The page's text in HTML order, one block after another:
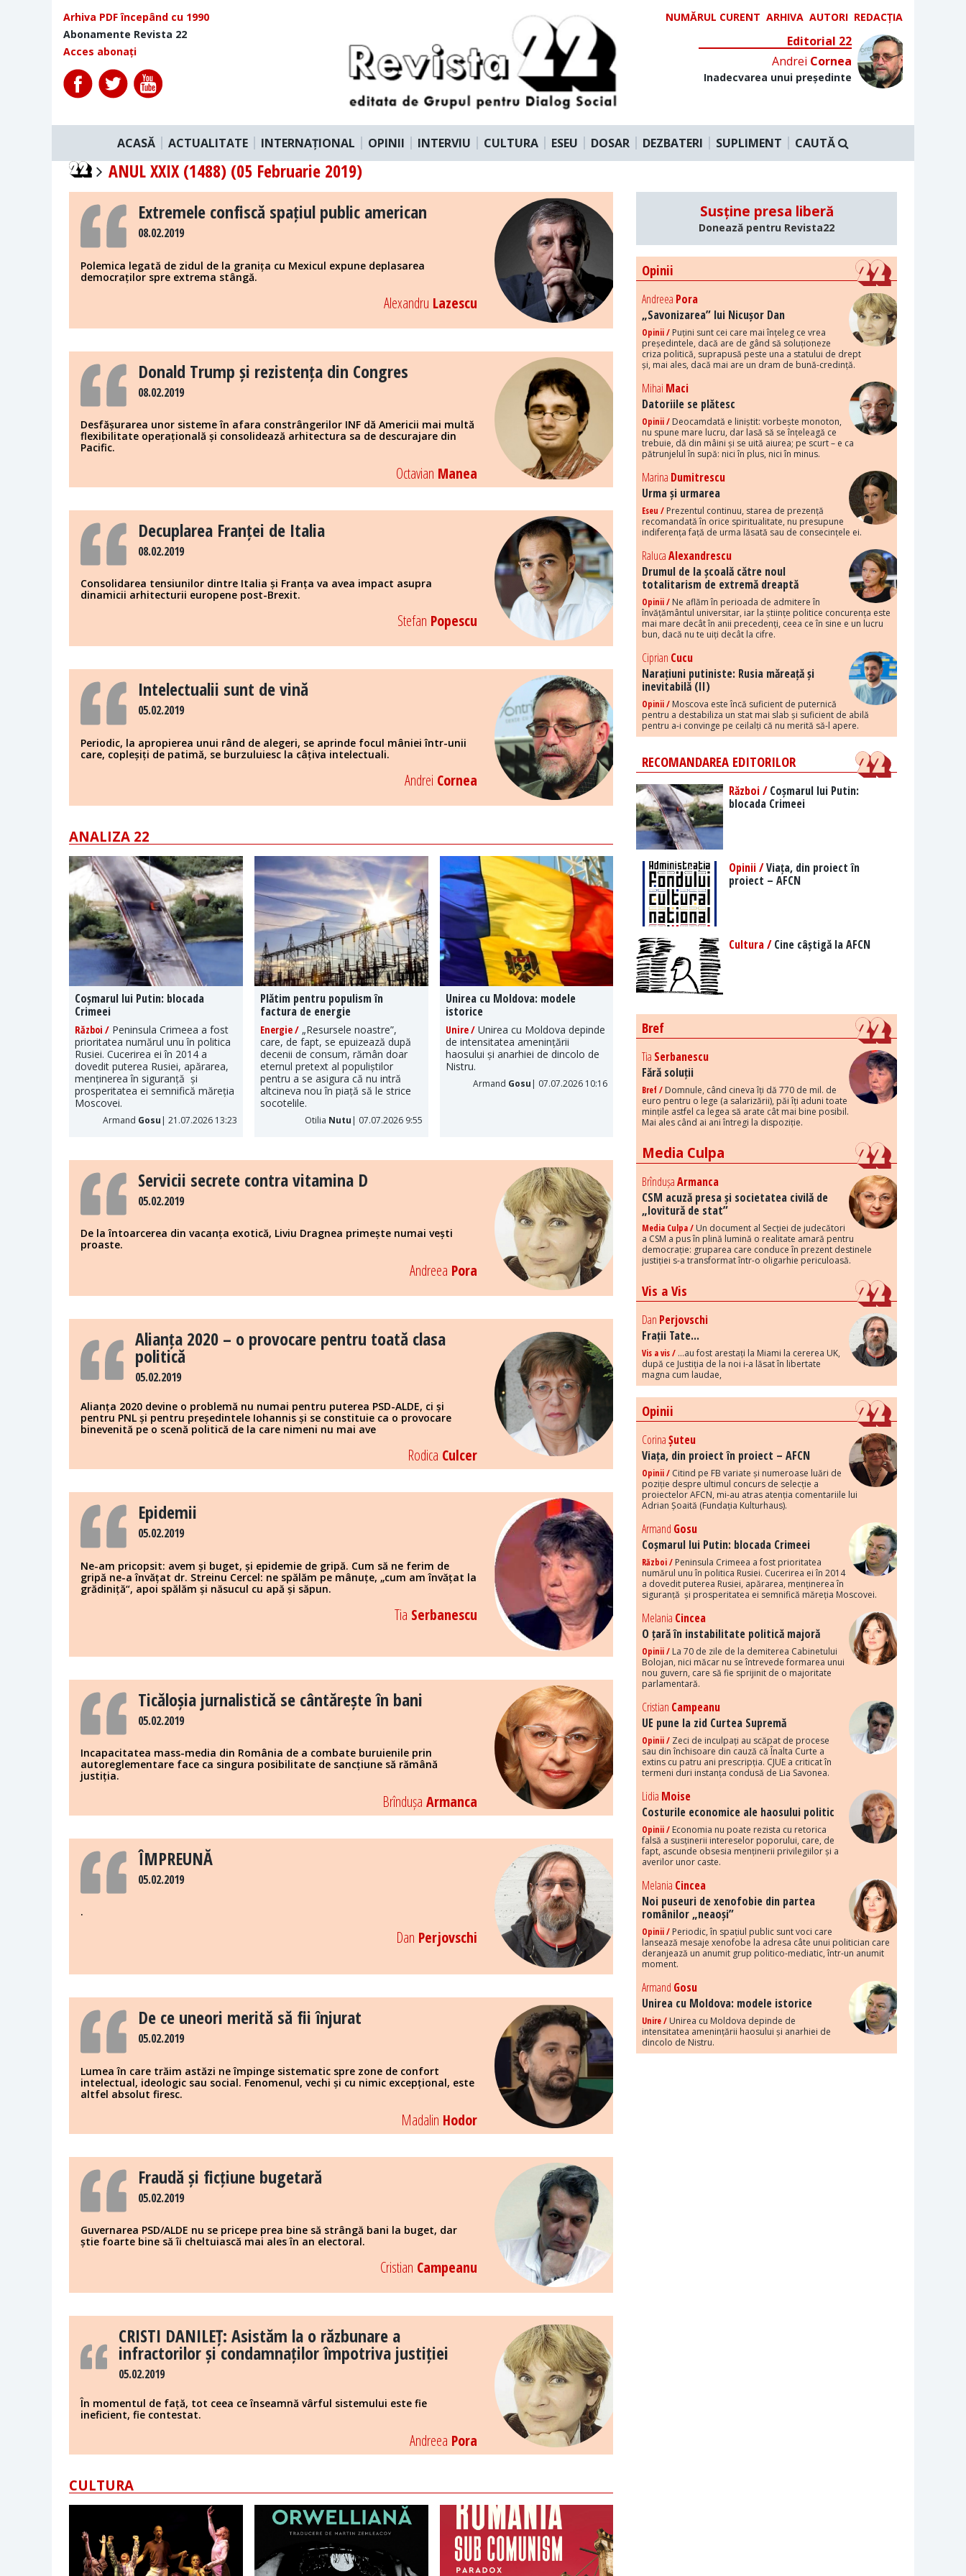
Arhiva PDF începând cu 1990
Abonamente Revista 22
Acces abonați
NUMĂRUL CURENT ARHIVA AUTORI REDACȚIA
Editorial 22
Andrei Cornea
Inadecvarea unui președinte
ACASĂ ACTUALITATE INTERNAȚIONAL OPINII INTERVIU CULTURA ESEU DOSAR DEZBATERI SUPLIMENT CAUTĂ
ANUL XXIX (1488) (05 Februarie 2019)
Extremele confiscă spațiul public american
08.02.2019
Polemica legată de zidul de la granița cu Mexicul expune deplasarea
democraților spre extrema stângă.
Alexandru Lazescu
Donald Trump și rezistența din Congres
08.02.2019
Desfășurarea unor sisteme în afara constrângerilor INF dă Americii mai multă
flexibilitate operațională și consolidează arhitectura sa de descurajare din
Pacific.
Octavian Manea
Decuplarea Franței de Italia
08.02.2019
Consolidarea tensiunilor dintre Italia și Franța va avea impact asupra
dinamicii arhitecturii europene post-Brexit.
Stefan Popescu
Intelectualii sunt de vină
05.02.2019
Periodic, la apropierea unui rând de alegeri, se aprinde focul mâniei într-unii
care, copleșiți de patimă, se burzuluiesc la câțiva intelectuali.
Andrei Cornea
ANALIZA 22
Coșmarul lui Putin: blocada
Crimeei
Război / Peninsula Crimeea a fost
prioritatea numărul unu în politica
Rusiei. Cucerirea ei în 2014 a
dovedit puterea Rusiei, apărarea,
menținerea în siguranță și
prosperitatea ei semnifică măreția
Moscovei.
Armand Gosu | 21.07.2026 13:23
Plătim pentru populism în
factura de energie
Energie /„Resursele noastre”,
care, de fapt, se epuizează după
decenii de consum, rămân doar
eternul pretext al populiștilor
pentru a se asigura că nu intră
altcineva nou în piață să le strice
socotelile.
Otilia Nutu | 07.07.2026 9:55
Unirea cu Moldova: modele
istorice
Unire /Unirea cu Moldova depinde
de intensitatea amenințării
haosului și anarhiei de dincolo de
Nistru.
Armand Gosu | 07.07.2026 10:16
Servicii secrete contra vitamina D
05.02.2019
De la întoarcerea din vacanța exotică, Liviu Dragnea primește numai vești
proaste.
Andreea Pora
Alianța 2020 – o provocare pentru toată clasa
politică
05.02.2019
Alianța 2020 devine o problemă nu numai pentru puterea PSD-ALDE, ci și
pentru PNL și pentru președintele Iohannis și se constituie ca o provocare
binevenită pe o scenă politică de la care nimeni nu mai ave
Rodica Culcer
Epidemii
05.02.2019
Ne-am pricopsit: avem și buget, și epidemie de gripă. Cum să ne ferim de
gripă ne-a învățat dr. Streinu Cercel: ne spălăm pe mânuțe, „cum am învățat la
grădiniță“, apoi spălăm și năsucul cu apă și săpun.
Tia Serbanescu
Ticăloșia jurnalistică se cântărește în bani
05.02.2019
Incapacitatea mass-media din România de a combate buruienile prin
autoreglementare face ca singura posibilitate de sancțiune să rămână
justiția.
Brîndușa Armanca
ÎMPREUNĂ
05.02.2019
.
Dan Perjovschi
De ce uneori merită să fii înjurat
05.02.2019
Lumea în care trăim astăzi ne împinge sistematic spre zone de confort
intelectual, ideologic sau social. Fenomenul, vechi și cu nimic excepțional, este
altfel absolut firesc.
Madalin Hodor
Fraudă și ficțiune bugetară
05.02.2019
Guvernarea PSD/ALDE nu se pricepe prea bine să strângă bani la buget, dar
știe foarte bine să îi cheltuiască mai ales în an electoral.
Cristian Campeanu
CRISTI DANILEȚ: Asistăm la o răzbunare a
infractorilor și condamnaților împotriva justiției
05.02.2019
În momentul de față, tot ceea ce înseamnă vârful sistemului este fie
ineficient, fie contestat.
Andreea Pora
CULTURA
Susține presa liberă
Donează pentru Revista22
Opinii
Andreea Pora
„Savonizarea” lui Nicușor Dan
Opinii / Puțini sunt cei care mai înțeleg ce vrea
președintele, dacă are de gând să soluționeze
criza politică, suprapusă peste una a statului de drept
și, mai ales, dacă mai are un dram de bună-credință.
Mihai Maci
Datoriile se plătesc
Opinii / Deocamdată e liniștit: vorbește monoton,
nu spune mare lucru, dar lasă să se înțeleagă ce
trebuie, dă din mâini și se uită aiurea; pe scurt – e ca
pătrunjelul în supă: nici în plus, nici în minus.
Marina Dumitrescu
Urma și urmarea
Eseu / Prezentul continuu, starea de prezență
recomandată în orice spiritualitate, nu presupune
indiferența față de urma lăsată sau de consecințele ei.
RalucaAlexandrescu
Drumul de la școală către noul
totalitarism de extremă dreaptă
Opinii / Ne aflăm în perioada de admitere în
învățământul universitar, iar la științe politice concurența este
mai mare decât în anii precedenți, ceea ce în sine e un lucru
bun, dacă nu te uiți decât la cifre.
Ciprian Cucu
Narațiuni putiniste: Rusia măreață și
inevitabilă (II)
Opinii / Moscova este încă suficient de puternică
pentru a destabiliza un stat mai slab și suficient de abilă
pentru a-i convinge pe ceilalți că nu merită să-l apere.
RECOMANDAREA EDITORILOR
Război /Coșmarul lui Putin:
blocada Crimeei
Opinii /Viața, din proiect în
proiect – AFCN
Cultura /Cine câștigă la AFCN
Bref
Tia Serbanescu
Fără soluții
Bref / Domnule, când cineva îți dă 770 de mil. de
euro pentru o lege (a salarizării), păi îți aduni toate
mințile astfel ca legea să arate cât mai bine posibil.
Mai ales când ai ani întregi la dispoziție.
Media Culpa
BrîndușaArmanca
CSM acuză presa și societatea civilă de
„lovitură de stat”
Media Culpa / Un document al Secției de judecători
a CSM a pus în plină lumină o realitate amară pentru
democrație: gruparea care conduce în prezent destinele
justiției s-a transformat într-o oligarhie periculoasă.
Vis a Vis
Dan Perjovschi
Frații Tate...
Vis a vis / ...au fost arestați la Miami la cererea UK,
după ce Justiția de la noi i-a lăsat în libertate
magna cum laudae,
Opinii
CorinaȘuteu
Viața, din proiect în proiect – AFCN
Opinii / Citind pe FB variate și numeroase luări de
poziție despre ultimul concurs de selecție a
proiectelor AFCN, mi-au atras atenția comentariile lui
Adrian Șoaită (Fundația Kulturhaus).
Armand Gosu
Coșmarul lui Putin: blocada Crimeei
Război / Peninsula Crimeea a fost prioritatea
numărul unu în politica Rusiei. Cucerirea ei în 2014
a dovedit puterea Rusiei, apărarea, menținerea în
siguranță și prosperitatea ei semnifică măreția Moscovei.
Melania Cincea
O țară în instabilitate politică majoră
Opinii / La 70 de zile de la demiterea Cabinetului
Bolojan, nici măcar nu se întrevede formarea unui
nou guvern, care să fie sprijinit de o majoritate
parlamentară.
Cristian Campeanu
UE pune la zid Curtea Supremă
Opinii / Zeci de inculpați au scăpat de procese
sau din închisoare din cauză că Înalta Curte a
extins cu patru ani prescripția. CJUE a criticat în
termeni duri instanța condusă de Lia Savonea.
Lidia Moise
Costurile economice ale haosului politic
Opinii / Economia nu poate rezista cu retorica
falsă a susținerii intereselor poporului, care, de
fapt, ascunde obsesia menținerii privilegiilor și a
averilor unor caste.
Melania Cincea
Noi puseuri de xenofobie din partea
românilor „neaoși”
Opinii / Periodic, în spațiul public sunt voci care
lansează mesaje xenofobe la adresa câte unui politician care
deranjează un anumit grup politico-mediatic, într-un anumit
moment.
Armand Gosu
Unirea cu Moldova: modele istorice
Unire / Unirea cu Moldova depinde de
intensitatea amenințării haosului și anarhiei de
dincolo de Nistru.